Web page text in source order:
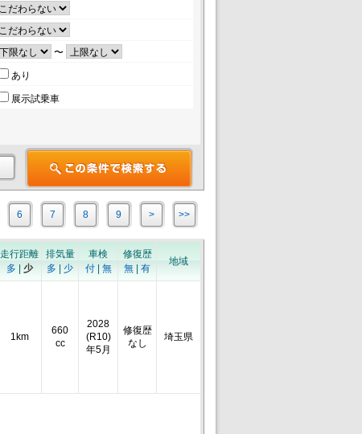
〜
あり
展示試乗車
6 7 8 9 > >>
走行距離
多
少
排気量
多
少
車検
付| 無
修復歴
無
有
地域
1km
660
cc
2028
(R10)
年5月
修復歴
なし
埼玉県